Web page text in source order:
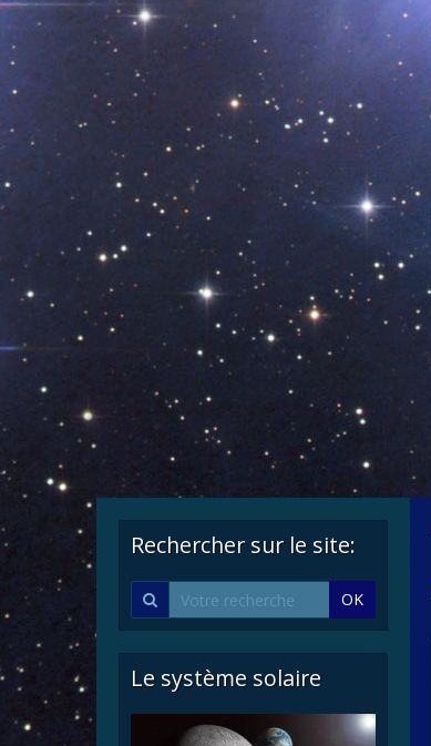
Rechercher sur le site:
OK
Le système solaire